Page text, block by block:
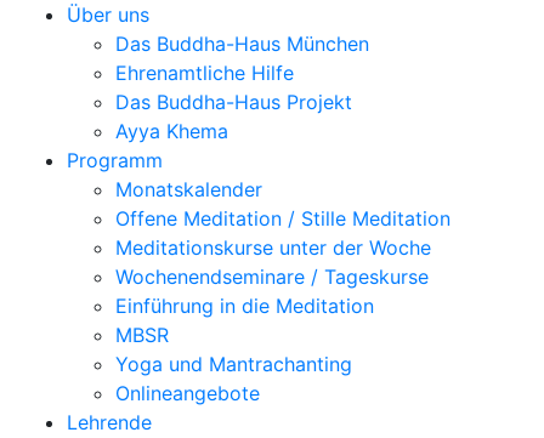
Über uns
Das Buddha-Haus München
Ehrenamtliche Hilfe
Das Buddha-Haus Projekt
Ayya Khema
Programm
Monatskalender
Offene Meditation / Stille Meditation
Meditationskurse unter der Woche
Wochenendseminare / Tageskurse
Einführung in die Meditation
MBSR
Yoga und Mantrachanting
Onlineangebote
Lehrende